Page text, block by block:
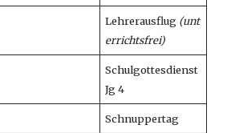
Lehrerausflug (unt
errichtsfrei)
Schulgottesdienst
Jg 4
Schnuppertag